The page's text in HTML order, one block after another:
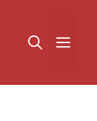
القائمة